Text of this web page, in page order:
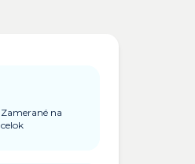
Zamerané na
celok